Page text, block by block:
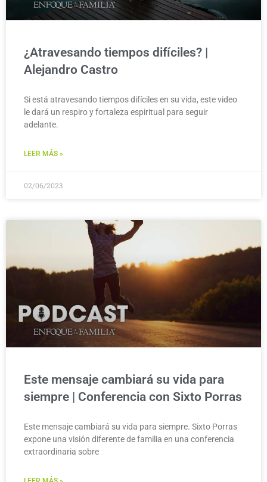
¿Atravesando tiempos difíciles? |
Alejandro Castro
Si está atravesando tiempos difíciles en su vida, este video
le dará un respiro y fortaleza espiritual para seguir
adelante.
LEER MÁS »
02/06/2023
Este mensaje cambiará su vida para
siempre | Conferencia con Sixto Porras
Este mensaje cambiará su vida para siempre. Sixto Porras
expone una visión diferente de familia en una conferencia
extraordinaria sobre